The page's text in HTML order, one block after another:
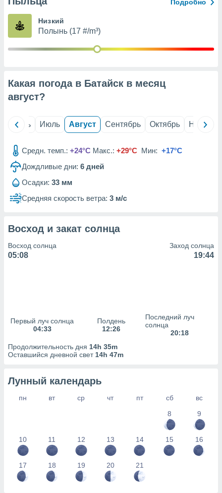
из
рекламы
сведения
Подробно
Низкий
Полынь (17 #/m³)
Какая погода в Батайск в месяц
август?
Июнь Июль Август Сентябрь Октябрь Ноябрь
Средн. темп.: +24°C Макс.: +29°C Мин: +17°C
Дождливые дни: 6 дней
Осадки: 33 мм
Средняя скорость ветра: 3 м/с
Восход и закат солнца
Восход солнца
05:08
Заход солнца
19:44
Первый луч солнца
04:33
Полдень
12:26
Последний луч
солнца
20:18
Продолжительность дня 14h 35m
Оставшийся дневной свет 14h 47m
Лунный календарь
пн вт ср чт пт сб
вс
8
9
10 11 12 13 14 15 16
17 18 19 20 21